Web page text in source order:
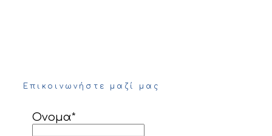
Επικοινωνήστε μαζί μας
Ονομα*